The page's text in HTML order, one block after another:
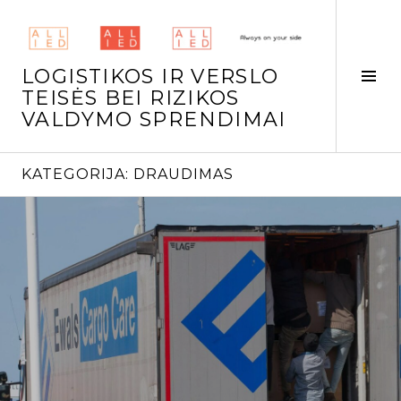
content
LOGISTIKOS IR VERSLO
TEISĖS BEI RIZIKOS
VALDYMO SPRENDIMAI
KATEGORIJA: DRAUDIMAS